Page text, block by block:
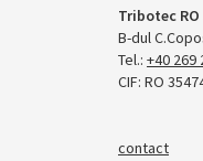
Tribotec RO
B-dul
Tel.: +40 269
CIF: RO
contact